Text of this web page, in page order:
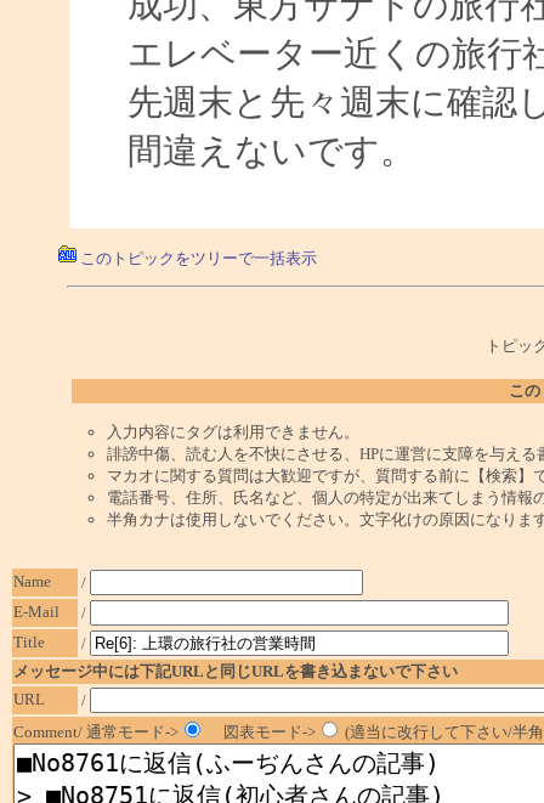
エレベーター近くの旅行
先週末と先々週末に確認
間違えないです。
このトピックをツリーで一括表示
トピッ
こ
入力内容にタグは利用できません。
誹謗中傷、読む人を不快にさせる、HPに運営に支障を与え
マカオに関する質問は大歓迎ですが、質問する前に【検索】
電話番号、住所、氏名など、個人の特定が出来てしまう情報
半角カナは使用しないでください。文字化けの原因になりま
Name
/
E-Mail
/
Title
/
メッセージ中には下記URLと同じURLを書き込まないで下さい
URL
/
Comment/ 通常モード->
図表モード-> (適当に改行して下さい/半